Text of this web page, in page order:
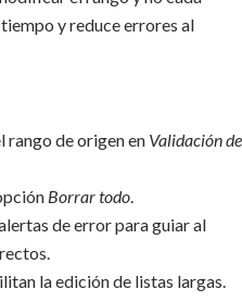
y reduce errores al
rango de origen en Validación de
Borrar todo.
de error para guiar al
la edición de listas largas.